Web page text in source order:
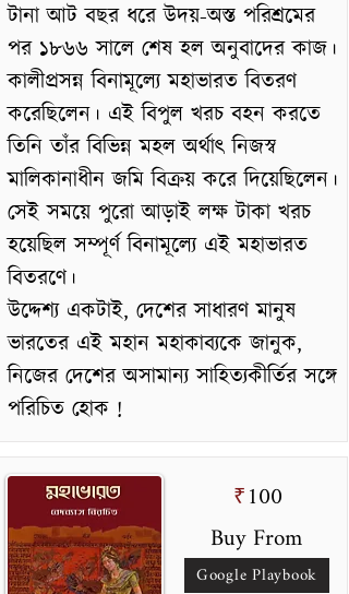
টানা আট বছর ধরে উদয়-অস্ত পরিশ্রমের
পর ১৮৬৬ সালে শেষ হল অনুবাদের কাজ।
কালীপ্রসন্ন বিনামূল্যে মহাভারত বিতরণ
করেছিলেন। এই বিপুল খরচ বহন করতে
তিনি তাঁর বিভিন্ন মহল অর্থাৎ নিজস্ব
মালিকানাধীন জমি বিক্রয় করে দিয়েছিলেন।
সেই সময়ে পুরো আড়াই লক্ষ টাকা খরচ
হয়েছিল সম্পূর্ণ বিনামূল্যে এই মহাভারত
বিতরণে।
উদ্দেশ্য একটাই, দেশের সাধারণ মানুষ
ভারতের এই মহান মহাকাব্যকে জানুক,
নিজের দেশের অসামান্য সাহিত্যকীর্তির সঙ্গে
পরিচিত হোক !
₹100
Buy From
Google Playbook